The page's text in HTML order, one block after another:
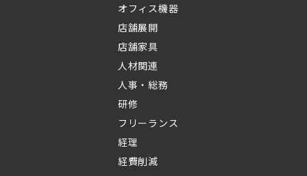
オフィス機器
店舗展開
店舗家具
人材関連
人事・総務
研修
フリーランス
経理
経費削減